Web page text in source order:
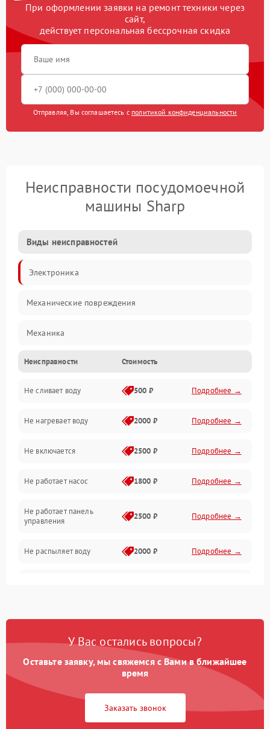
При оформлении заявки на ремонт техники через
сайт,
действует персональная бессрочная скидка
Отправляя, Вы соглашаетесь с политикой конфиденциальности
Неисправности посудомоечной
машины Sharp
Виды неисправностей
Электроника
Механические повреждения
Механика
Управление
Электропитание
Датчики
Нагрев
Вода
Гигиена
Программное обеспечение
Неисправности Стоимость
Не сливает воду 500 ₽ Подробнее →
Не нагревает воду 2000 ₽ Подробнее →
Не включается 2500 ₽ Подробнее →
Не работает насос 1800 ₽ Подробнее →
Не работает панель
управления
2500 ₽ Подробнее →
Не распыляет воду 2000 ₽ Подробнее →
Проблемы с набором
Не работает сушилка 2100 ₽ Подробнее →
Сбои в работе таймера 1700 ₽
У Вас остались вопросы?
Оставьте заявку, мы свяжемся с Вами в ближайшее
время
Заказать звонок